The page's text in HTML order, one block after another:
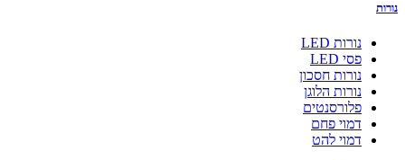
נורות
נורות LED
פסי LED
נורות חסכון
נורות הלוגן
פלורסנטים
דמוי פחם
דמוי להט